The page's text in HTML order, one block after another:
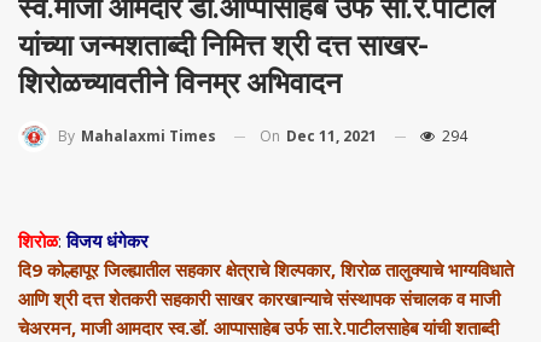
स्व.माजी आमदार डॉ.आप्पासाहेब उर्फ सा.रे.पाटील
यांच्या जन्मशताब्दी निमित्त श्री दत्त साखर-
शिरोळच्यावतीने विनम्र अभिवादन
By Mahalaxmi Times On Dec 11, 2021 294
शिरोळ: विजय धंगेकर
दि9 कोल्हापूर जिल्ह्यातील सहकार क्षेत्राचे शिल्पकार, शिरोळ तालुक्याचे भाग्यविधाते
आणि श्री दत्त शेतकरी सहकारी साखर कारखान्याचे संस्थापक संचालक व माजी
चेअरमन, माजी आमदार स्व.डॉ. आप्पासाहेब उर्फ सा.रे.पाटीलसाहेब यांची शताब्दी